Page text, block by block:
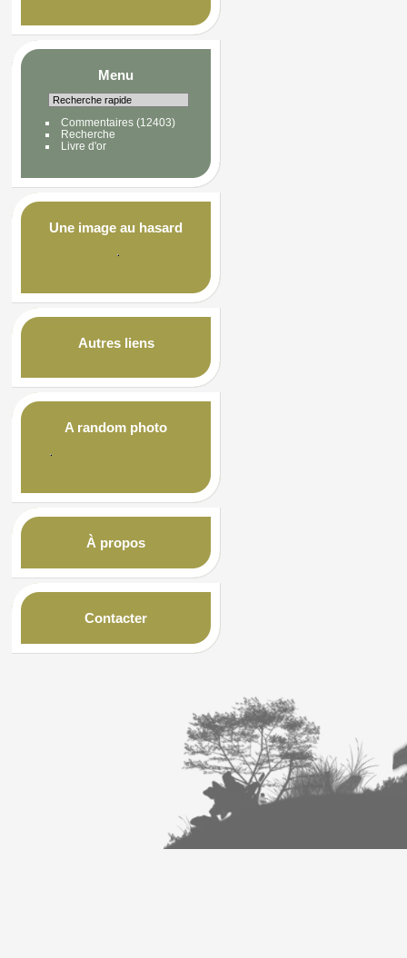
Menu
Commentaires(12403)
Recherche
Livre d'or
Une image au hasard
Autres liens
A random photo
À propos
Contacter